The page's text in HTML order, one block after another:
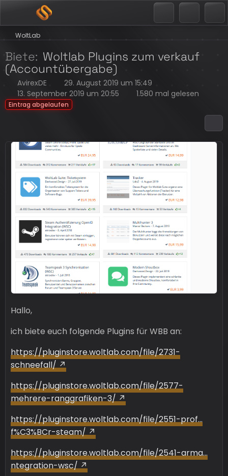
WoltLab
Biete Woltlab Plugins zum verkauf
(Accountübergabe)
AvirexDE
29. August 2019 um 15:49
13. September 2019 um 20:55
1.580 mal gelesen
Eintrag abgelaufen
Hallo,
ich biete euch folgende Plugins für WBB an:
https://pluginstore.woltlab.com/file/2731-
schneefall/
https://pluginstore.woltlab.com/file/2577-
mehrere-ranggrafiken-3/
https://pluginstore.woltlab.com/file/2551-prof…
f%C3%BCr-steam/
https://pluginstore.woltlab.com/file/2541-arma…
ntegration-wsc/